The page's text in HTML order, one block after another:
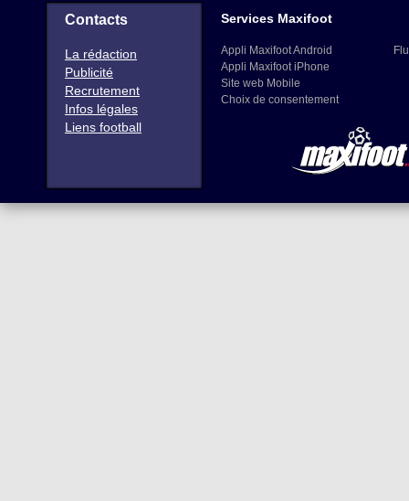
Contacts
La rédaction
Publicité
Recrutement
Infos légales
Liens football
Services Maxifoot
Appli Maxifoot Android
Appli Maxifoot iPhone
Site web Mobile
Choix de consentement